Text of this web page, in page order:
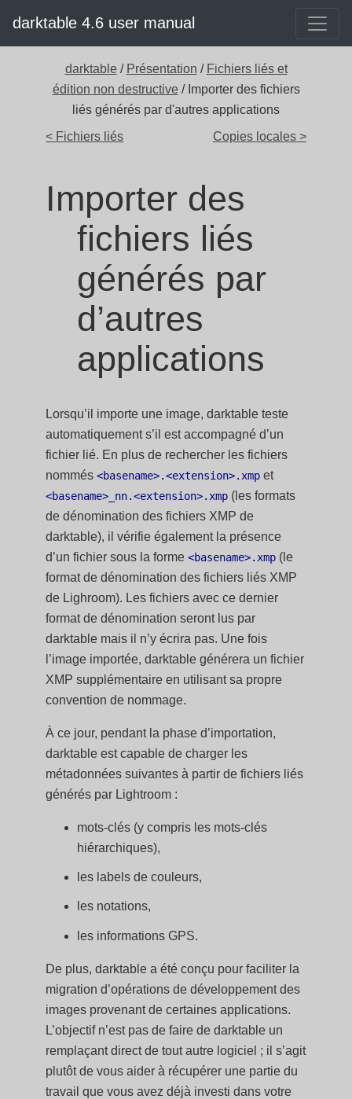
darktable 4.6 user manual
darktable / Présentation / Fichiers liés et
édition non destructive / Importer des fichiers
liés générés par d'autres applications
< Fichiers liés
Copies locales >
Importer des
fichiers liés
générés par
d’autres
applications
Lorsqu’il importe une image, darktable teste
automatiquement s’il est accompagné d’un
fichier lié. En plus de rechercher les fichiers
nommés<basename>.<extension>.xmp et
<basename>_nn.<extension>.xmp (les formats
de dénomination des fichiers XMP de
darktable), il vérifie également la présence
d’un fichier sous la forme<basename>.xmp (le
format de dénomination des fichiers liés XMP
de Lighroom). Les fichiers avec ce dernier
format de dénomination seront lus par
darktable mais il n’y écrira pas. Une fois
l’image importée, darktable générera un fichier
XMP supplémentaire en utilisant sa propre
convention de nommage.
À ce jour, pendant la phase d’importation,
darktable est capable de charger les
métadonnées suivantes à partir de fichiers liés
générés par Lightroom :
mots-clés (y compris les mots-clés
hiérarchiques),
les labels de couleurs,
les notations,
les informations GPS.
De plus, darktable a été conçu pour faciliter la
migration d’opérations de développement des
images provenant de certaines applications.
L’objectif n’est pas de faire de darktable un
remplaçant direct de tout autre logiciel ; il s’agit
plutôt de vous aider à récupérer une partie du
travail que vous avez déjà investi dans votre